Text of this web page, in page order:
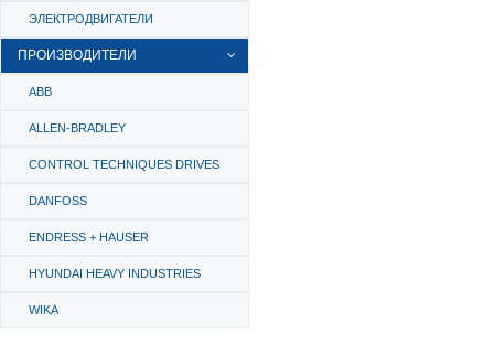
ЭЛЕКТРОДВИГАТЕЛИ
ПРОИЗВОДИТЕЛИ
ABB
ALLEN-BRADLEY
CONTROL TECHNIQUES DRIVES
DANFOSS
ENDRESS + HAUSER
HYUNDAI HEAVY INDUSTRIES
WIKA